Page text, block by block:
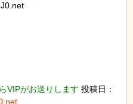
VIPがお送りします 投稿日：